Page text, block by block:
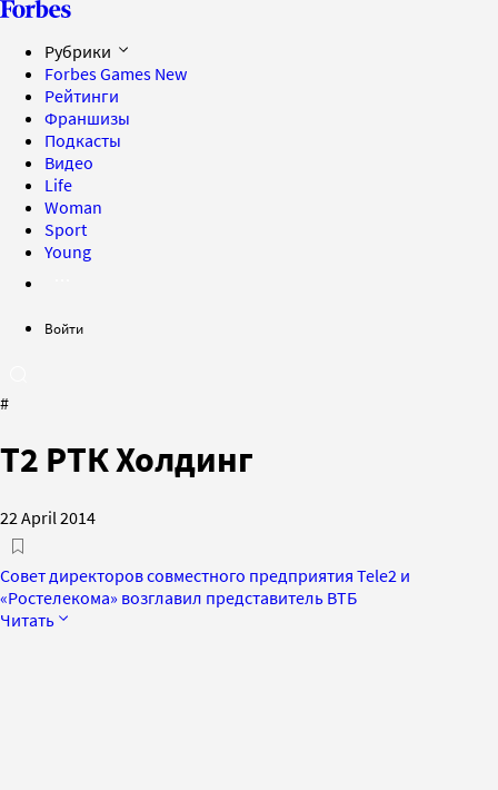
Рубрики
Forbes Games New
Рейтинги
Франшизы
Подкасты
Видео
Life
Woman
Sport
Young
Войти
#
Т2 РТК Холдинг
22 April 2014
Совет директоров совместного предприятия Tele2 и
«Ростелекома» возглавил представитель ВТБ
Читать